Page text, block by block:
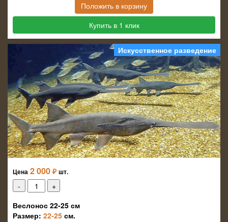
Положить в корзину
Купить в 1 клик
Искусственное разведение
Цена 2 000 ₽ шт.
Веслонос 22-25 см
Размер: 22-25 см.